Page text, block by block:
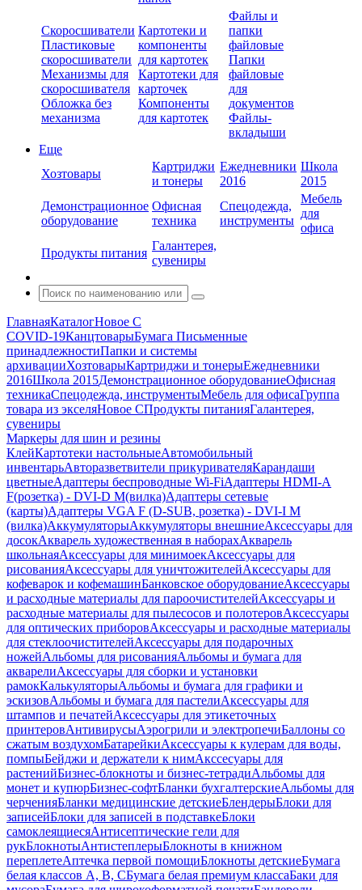
Скоросшиватели
Пластиковые
скоросшиватели
Механизмы для
скоросшивателя
Обложка без
механизма
Картотеки и
компоненты
для картотек
Картотеки для
карточек
Компоненты
для картотек
Файлы и
папки
файловые
Папки
файловые
для
документов
Файлы-
вкладыши
Еще
Хозтовары
Картриджи
и тонеры
Ежедневники
2016
Школа
2015
Демонстрационное
оборудование
Офисная
техника
Спецодежда,
инструменты
Мебель
для
офиса
Продукты питания
Галантерея,
сувениры
ГлавнаяКаталогНовое С
COVID-19КанцтоварыБумага Письменные
принадлежностиПапки и системы
архивацииХозтоварыКартриджи и тонерыЕжедневники
2016Школа 2015Демонстрационное оборудованиеОфисная
техникаСпецодежда, инструментыМебель для офисаГруппа
товара из экселяНовое СПродукты питанияГалантерея,
сувениры
Маркеры для шин и резины
КлейКартотеки настольныеАвтомобильный
инвентарьАвторазветвители прикуривателяКарандаши
цветныеАдаптеры беспроводные Wi-FiАдаптеры HDMI-A
F(розетка) - DVI-D M(вилка)Адаптеры сетевые
(карты)Адаптеры VGA F (D-SUB, розетка) - DVI-I M
(вилка)АккумуляторыАккумуляторы внешниеАксессуары для
досокАкварель художественная в наборахАкварель
школьнаяАксессуары для минимоекАксессуары для
рисованияАксессуары для уничтожителейАксессуары для
кофеварок и кофемашинБанковское оборудованиеАксессуары
и расходные материалы для пароочистителейАксессуары и
расходные материалы для пылесосов и полотеровАксессуары
для оптических приборовАксессуары и расходные материалы
для стеклоочистителейАксессуары для подарочных
ножейАльбомы для рисованияАльбомы и бумага для
акварелиАксессуары для сборки и установки
рамокКалькуляторыАльбомы и бумага для графики и
эскизовАльбомы и бумага для пастелиАксессуары для
штампов и печатейАксессуары для этикеточных
принтеровАнтивирусыАэрогрили и электропечиБаллоны со
сжатым воздухомБатарейкиАксессуары к кулерам для воды,
помпыБейджи и держатели к нимАкссесуары для
растенийБизнес-блокноты и бизнес-тетрадиАльбомы для
монет и купюрБизнес-софтБланки бухгалтерскиеАльбомы для
черченияБланки медицинские детскиеБлендерыБлоки для
записейБлоки для записей в подставкеБлоки
самоклеящиесяАнтисептические гели для
рукБлокнотыАнтистеплерыБлокноты в книжном
переплетеАптечка первой помощиБлокноты детскиеБумага
белая классов А, В, СБумага белая премиум классаБаки для